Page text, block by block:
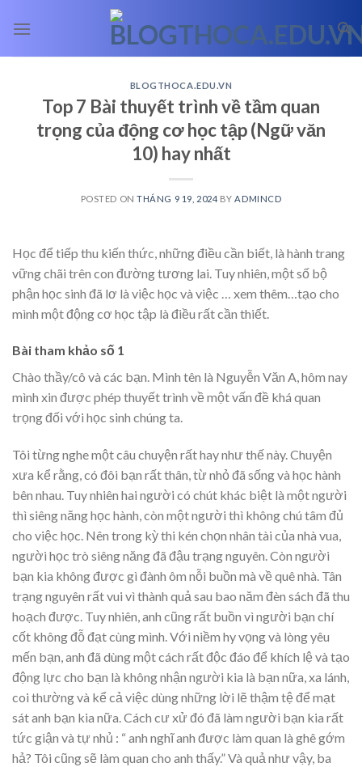
BLOGTHOCA.EDU.VN
Top 7 Bài thuyết trình về tầm quan
trọng của động cơ học tập (Ngữ văn
10) hay nhất
POSTED ONTHÁNG 9 19, 2024 BY ADMINCD
Học để tiếp thu kiến thức, những điều cần biết, là hành trang
vững chãi trên con đường tương lai. Tuy nhiên, một số bộ
phận học sinh đã lơ là việc học và việc
… xem thêm… tạo cho
mình một động cơ học tập là điều rất cần thiết.
Bài tham khảo số 1
Chào thầy/cô và các bạn. Mình tên là Nguyễn Văn A, hôm nay
mình xin được phép thuyết trình về một vấn đề khá quan
trọng đối với học sinh chúng ta.
Tôi từng nghe một câu chuyện rất hay như thế này. Chuyện
xưa kể rằng, có đôi bạn rất thân, từ nhỏ đã sống và học hành
bên nhau. Tuy nhiên hai người có chút khác biệt là một người
thì siêng năng học hành, còn một người thì không chú tâm đủ
cho việc học. Nên trong kỳ thi kén chọn nhân tài của nhà vua,
người học trò siêng năng đã đậu trạng nguyên. Còn người
bạn kia không được gì đành ôm nỗi buồn mà về quê nhà. Tân
trạng nguyên rất vui vì thành quả sau bao năm đèn sách đã thu
hoạch được. Tuy nhiên, anh cũng rất buồn vì người bạn chí
cốt không đỗ đạt cùng mình. Với niềm hy vọng và lòng yêu
mến bạn, anh đã dùng một cách rất độc đáo để khích lệ và tạo
động lực cho bạn là không nhận người kia là bạn nữa, xa lánh,
coi thường và kể cả việc dùng những lời lẽ thậm tệ để mạt
sát anh bạn kia nữa. Cách cư xử đó đã làm người bạn kia rất
tức giận và tự nhủ : “ anh nghĩ anh được làm quan là ghê gớm
hả? Tôi cũng sẽ làm quan cho anh thấy.” Và quả như vậy, ba